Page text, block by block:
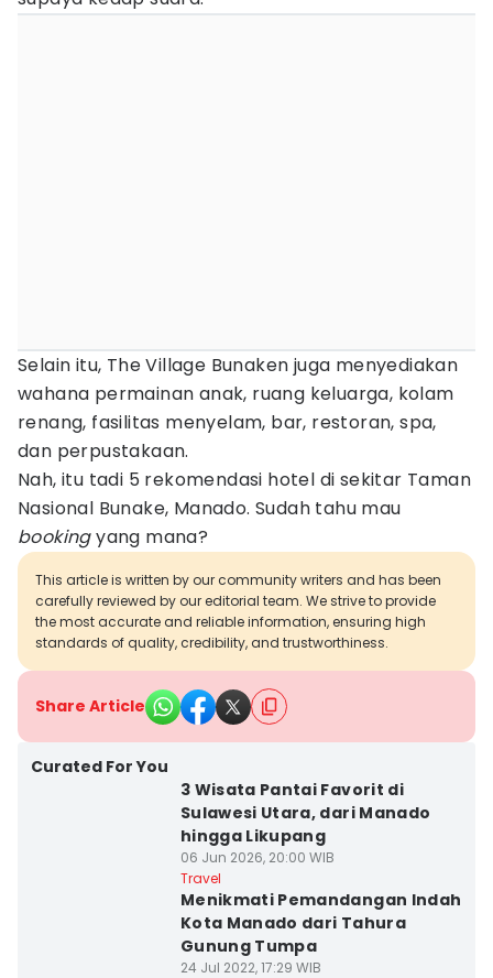
Selain itu, The Village Bunaken juga menyediakan
wahana permainan anak, ruang keluarga, kolam
renang, fasilitas menyelam, bar, restoran, spa,
dan perpustakaan.
Nah, itu tadi 5 rekomendasi hotel di sekitar Taman
Nasional Bunake, Manado. Sudah tahu mau
bookingyang mana?
This article is written by our community writers and has been
carefully reviewed by our editorial team. We strive to provide
the most accurate and reliable information, ensuring high
standards of quality, credibility, and trustworthiness.
Share Article
Curated For You
3 Wisata Pantai Favorit di
Sulawesi Utara, dari Manado
hingga Likupang
06 Jun 2026, 20:00 WIB
Travel
Menikmati Pemandangan Indah
Kota Manado dari Tahura
Gunung Tumpa
24 Jul 2022, 17:29 WIB